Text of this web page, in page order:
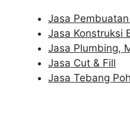
Jasa
Jasa Konstruksi
Jasa Plumbing,
Jasa Cut & Fill
Jasa Tebang